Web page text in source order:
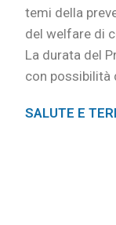
temi della
del welfare di
La durata del
con possibilità
SALUTE E